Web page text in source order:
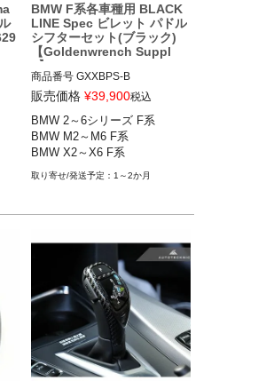
BMW F系各車種用 BLACK
LINE Spec ビレット パドル
シフターセット(ブラック)
【Goldenwrench Suppl
y】
商品番号 GXXBPS-B
GXXBPS-B
BMW 2シリーズ(F22)
BMW M2(F87)
BMW 3シリーズ(F30,F31,F34)
BMW M3(F80)
BMW 6シリーズ(F06,F12.F13)
BMW X2(F39)
BMW X3(F25)
BMW X4(F26)
BMW X5 M(F85)
BMW X6 M(F86)
F系シャシー各車種用
販売価格 ¥39,900税込
BMW 2～6シリーズ F系
BMW M2～M6 F系
BMW X2～X6 F系
1～2か月